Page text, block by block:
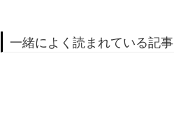
一緒によく読まれている記事